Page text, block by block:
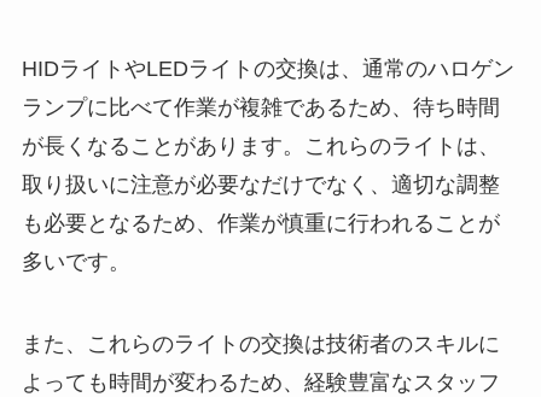
HIDライトやLEDライトの交換は、通常のハロゲン
ランプに比べて作業が複雑であるため、待ち時間
が長くなることがあります。これらのライトは、
取り扱いに注意が必要なだけでなく、適切な調整
も必要となるため、作業が慎重に行われることが
多いです。
また、これらのライトの交換は技術者のスキルに
よっても時間が変わるため、経験豊富なスタッフ